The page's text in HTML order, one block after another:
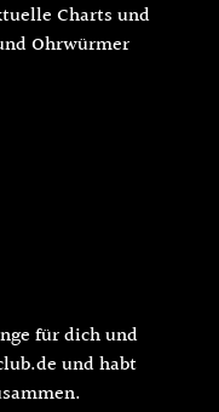
Charts und
Ohrwürmer
für dich und
und habt